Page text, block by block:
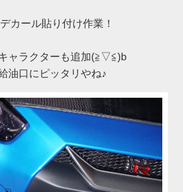
カール貼り付け作業！
ャラクターも追加(≧▽≦)b
油口にピッタリやね♪